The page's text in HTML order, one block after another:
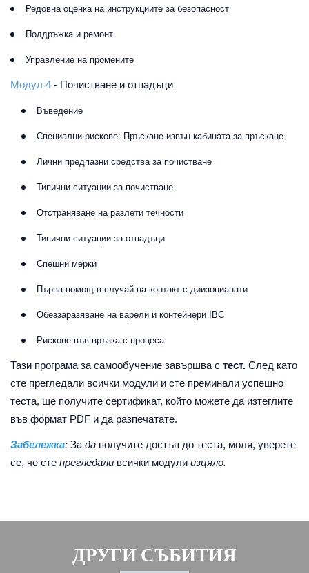
Редовна оценка на инструкциите за безопасност
Поддръжка и ремонт
Управление на промените
Модул 4 - Почистване и отпадъци
Въведение
Специални рискове: Пръскане извън кабината за пръскане
Лични предпазни средства за почистване
Типични ситуации за почистване
Отстраняване на разлети течности
Типични ситуации за отпадъци
Спешни мерки
Първа помощ в случай на контакт с диизоцианати
Обеззаразяване на варели и контейнери IBC
Рискове във връзка с процеса
Тази програма за самообучение завършва с тест. След като
сте прегледали всички модули и сте преминали успешно
теста, ще получите сертификат, който можете да изтеглите
във формат PDF и да разпечатате.
Забележка: За да получите достъп до теста, моля, уверете
се, че сте прегледали всички модули изцяло.
ДРУГИ СЪБИТИЯ